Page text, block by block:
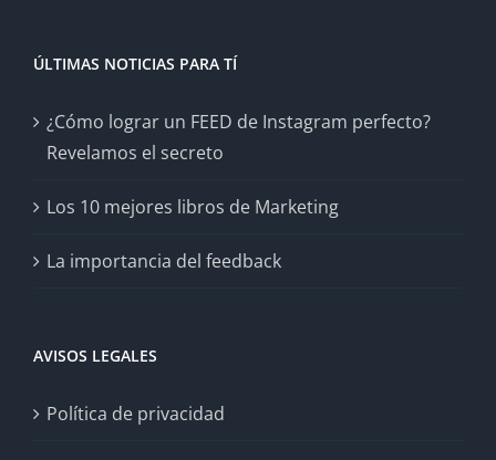
ÚLTIMAS NOTICIAS PARA TÍ
¿Cómo lograr un FEED de Instagram perfecto?
Revelamos el secreto
Los 10 mejores libros de Marketing
La importancia del feedback
AVISOS LEGALES
Política de privacidad